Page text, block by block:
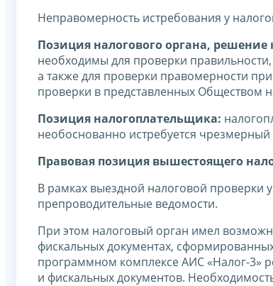
Неправомерность истребования у
Позиция налогового органа, решение
необходимы для проверки
а также для проверки правомерности
проверки в представленных Обществом
Позиция налогоплательщика:
необоснованно истребуется
Правовая позиция вышестоящего
В рамках выездной налоговой проверки
препроводительные ведомости.
При этом налоговый орган имел
фискальных документах,
программном комплексе АИС «Налог-3»
и фискальных документов.